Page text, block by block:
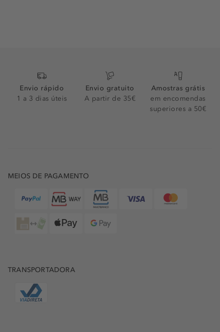
Envio rápido
1 a 3 dias úteis
Envio gratuito
A partir de 35€
Amostras grátis
em encomendas
superiores a 50€
MEIOS DE PAGAMENTO
TRANSPORTADORA